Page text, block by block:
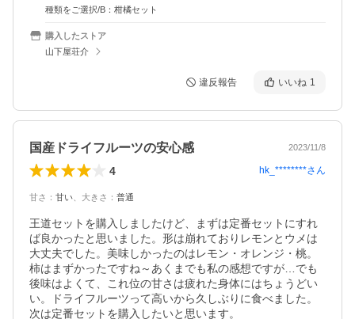
種類をご選択/B：柑橘セット
購入したストア
山下屋荘介
違反報告 いいね 1
国産ドライフルーツの安心感 2023/11/8
4 hk_********さん
甘さ ： 甘い 大きさ ： 普通
王道セットを購入しましたけど、まずは定番セットにすれ
ば良かったと思いました。形は崩れておりレモンとウメは
大丈夫でした。美味しかったのはレモン・オレンジ・桃。
柿はまずかったですね～あくまでも私の感想ですが…でも
後味はよくて、これ位の甘さは疲れた身体にはちょうどい
い。ドライフルーツって高いから久しぶりに食べました。
次は定番セットを購入したいと思います。